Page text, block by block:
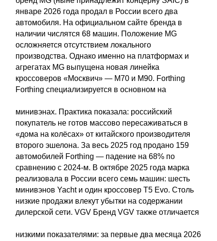
январе 2026 года продал в России всего два
автомобиля. На официальном сайте бренда в
наличии числятся 68 машин. Положение MG
осложняется отсутствием локального
производства. Однако именно на платформах и
агрегатах MG выпущена новая линейка
кроссоверов «Москвич» — М70 и М90. Forthing
Forthing специализируется в основном на
минивэнах. Практика показала: российский
покупатель не готов массово пересаживаться в
«дома на колёсах» от китайского производителя
второго эшелона. За весь 2025 год продано 159
автомобилей Forthing — падение на 68% по
сравнению с 2024-м. В октябре 2025 года марка
реализовала в России всего семь машин: шесть
минивэнов Yacht и один кроссовер T5 Evo. Столь
низкие продажи влекут убытки на содержании
дилерской сети. VGV Бренд VGV также отличается
низкими показателями: за первые два месяца 2026